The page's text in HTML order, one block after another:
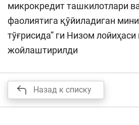
микрокредит ташкилотлари
фаолиятига қўйиладиган
тўғрисида” ги Низом
жойлаштирилди
Назад к списку